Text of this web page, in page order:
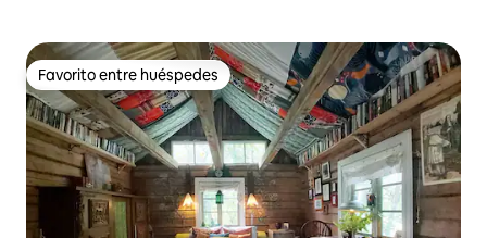
Favorito entre huéspedes
Favorito entre huéspedes